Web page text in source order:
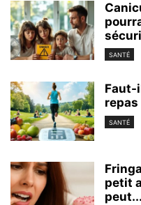
SANTÉ
Faut-
repas
SANTÉ
petit
peut...